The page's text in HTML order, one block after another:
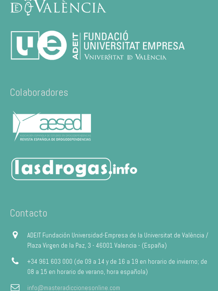
Colaboradores
Contacto
ADEIT Fundación Universidad-Empresa de la Universitat de València /
Plaza Virgen de la Paz, 3 - 46001 Valencia - (España)
+34 961 603 000 (de 09 a 14 y de 16 a 19 en horario de invierno; de
08 a 15 en horario de verano, hora española)
info@masteradiccionesonline.com